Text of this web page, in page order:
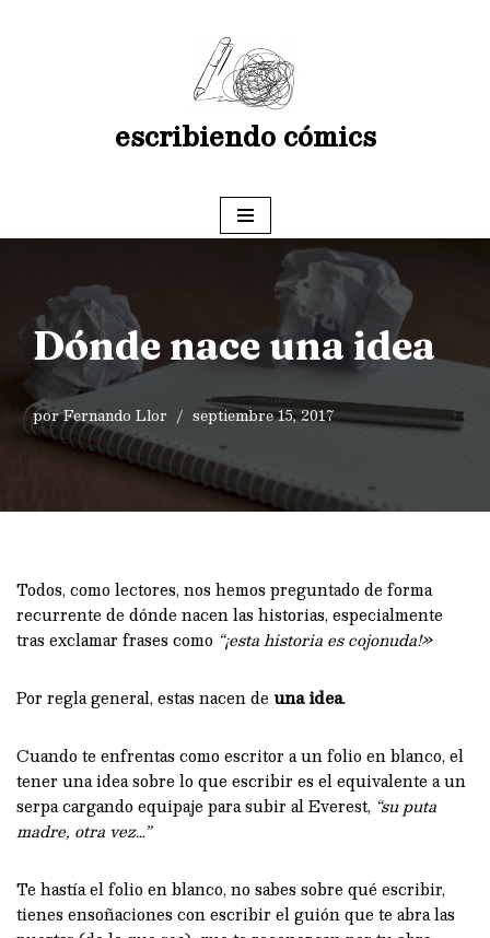
escribiendo cómics
Dónde nace una idea
porFernando Llor septiembre 15, 2017
Todos, como lectores, nos hemos preguntado de forma
recurrente de dónde nacen las historias, especialmente
tras exclamar frases como “¡esta historia es cojonuda!»
Por regla general, estas nacen de una idea.
Cuando te enfrentas como escritor a un folio en blanco, el
tener una idea sobre lo que escribir es el equivalente a un
serpa cargando equipaje para subir al Everest, “su puta
madre, otra vez…”
Te hastía el folio en blanco, no sabes sobre qué escribir,
tienes ensoñaciones con escribir el guión que te abra las